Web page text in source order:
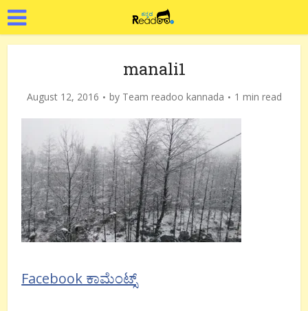
manali1
August 12, 2016 by Team readoo kannada 1 min read
Facebook ಕಾಮೆಂಟ್ಸ್